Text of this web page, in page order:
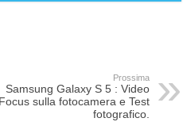
Prossima
Samsung Galaxy S 5 : Video
Focus sulla fotocamera e Test
fotografico.